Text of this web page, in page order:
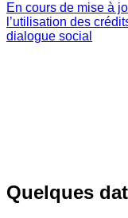
En cours de mise à
l’utilisation des
dialogue social
Quelques